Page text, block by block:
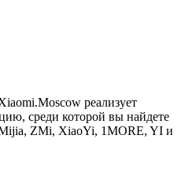
реализует
среди которой вы найдете
ZMi, XiaoYi, 1MORE, YI и